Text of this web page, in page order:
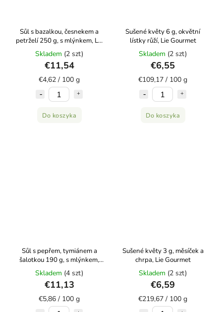
Sůl s bazalkou, česnekem a
petrželí 250 g, s mlýnkem, Lie
Gourmet
Skladem (2 szt)
€11,54
€4,62 / 100 g
Do koszyka
Sušené květy 6 g, okvětní
lístky růží, Lie Gourmet
Skladem (2 szt)
€6,55
€109,17 / 100 g
Do koszyka
Sůl s pepřem, tymiánem a
šalotkou 190 g, s mlýnkem,
Lie Gourmet
Skladem (4 szt)
€11,13
€5,86 / 100 g
Sušené květy 3 g, měsíček a
chrpa, Lie Gourmet
Skladem (2 szt)
€6,59
€219,67 / 100 g